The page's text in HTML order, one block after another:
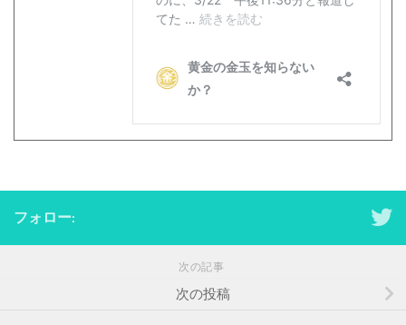
フォロー:
次の記事
次の投稿